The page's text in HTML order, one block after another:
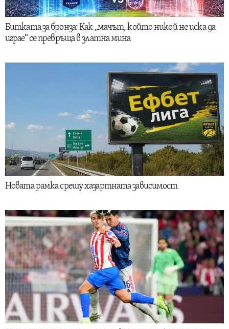
Битката за бронза: Как „мачът, който никой не иска да
играе“ се превръща в златна мина
Новата рамка срещу хазартната зависимост